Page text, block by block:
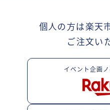
個人の方は楽天
ご注文い
イベント企画